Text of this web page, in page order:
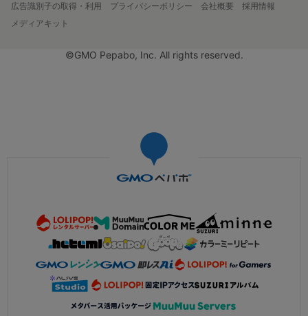
広告識別子の取得・利用
プライバシーポリシー 会社概要
採用情報
メディアキット
©GMO Pepabo, Inc. All rights reserved.